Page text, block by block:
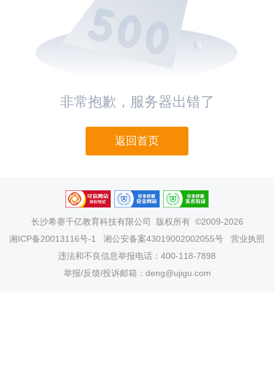
非常抱歉，服务器出错了
返回首页
长沙希赛千亿教育科技有限公司
版权所有 ©2009-2026
湘ICP备20013116号-1
湘公安备案43019002002055号
营业执照
违法和不良信息举报电话：400-118-7898
举报/反馈/投诉邮箱：deng@ujigu.com